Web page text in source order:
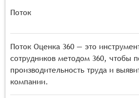
Поток
Поток Оценка 360 — это
сотрудников методом 360, чтобы
производительность труда и
компании.